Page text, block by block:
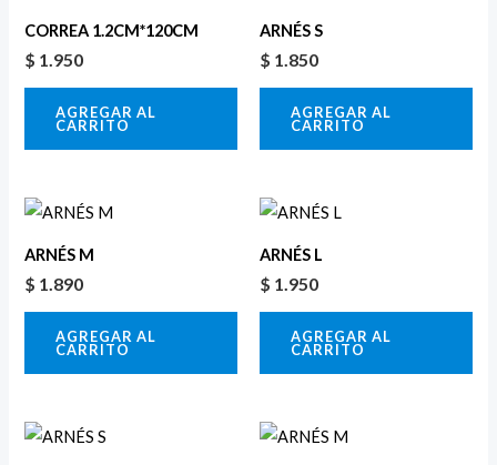
CORREA 1.2CM*120CM
$ 1.950
AGREGAR AL
CARRITO
ARNÉS S
$ 1.850
AGREGAR AL
CARRITO
ARNÉS M
$ 1.890
AGREGAR AL
CARRITO
ARNÉS L
$ 1.950
AGREGAR AL
CARRITO